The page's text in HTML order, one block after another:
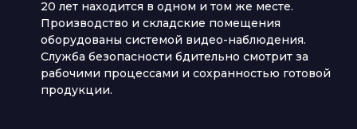
20 лет находится в одном и том же месте.
Производство и складские помещения
оборудованы системой видео-наблюдения.
Служба безопасности бдительно смотрит за
рабочими процессами и сохранностью готовой
продукции.